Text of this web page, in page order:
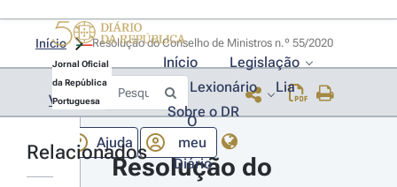
Jornal Oficial
da República
Portuguesa
Início
Legislação
Lexionário
Lia
Sobre o DR
Ajuda
O
meu
Diário
Início
Voltar
Relacionados
Resolução do